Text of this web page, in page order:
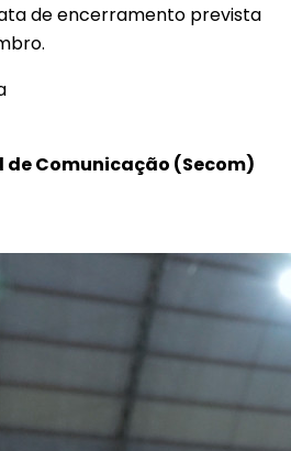
de encerramento prevista
Comunicação (Secom)